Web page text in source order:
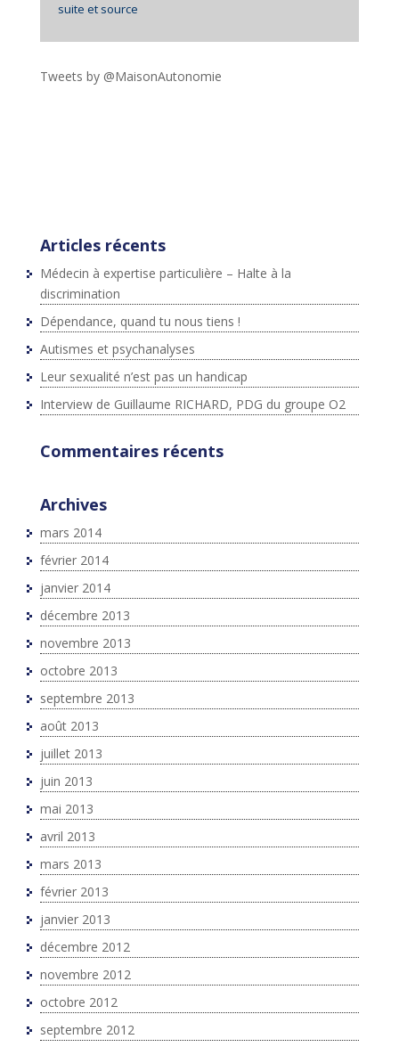
suite et source
Tweets by @MaisonAutonomie
Articles récents
Médecin à expertise particulière – Halte à la
discrimination
Dépendance, quand tu nous tiens !
Autismes et psychanalyses
Leur sexualité n’est pas un handicap
Interview de Guillaume RICHARD, PDG du groupe O2
Commentaires récents
Archives
mars 2014
février 2014
janvier 2014
décembre 2013
novembre 2013
octobre 2013
septembre 2013
août 2013
juillet 2013
juin 2013
mai 2013
avril 2013
mars 2013
février 2013
janvier 2013
décembre 2012
novembre 2012
octobre 2012
septembre 2012